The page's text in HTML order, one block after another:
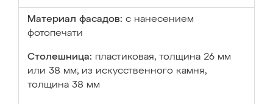
Материал фасадов: с нанесением
фотопечати
Столешница: пластиковая, толщина 26 мм
или 38 мм; из искусственного камня,
толщина 38 мм